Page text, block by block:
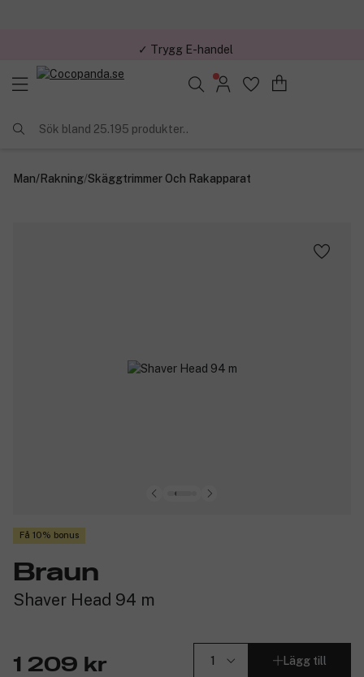
✓ Trygg E-handel
Sök bland 25.195 produkter..
Man/Rakning/Skäggtrimmer Och Rakapparat
Få 10% bonus
Braun
Shaver Head 94 m
1 209 kr Lägg till